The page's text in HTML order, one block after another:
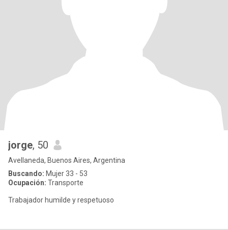
jorge, 50
Avellaneda, Buenos Aires, Argentina
Buscando: Mujer 33 - 53
Ocupación: Transporte
Trabajador humilde y respetuoso